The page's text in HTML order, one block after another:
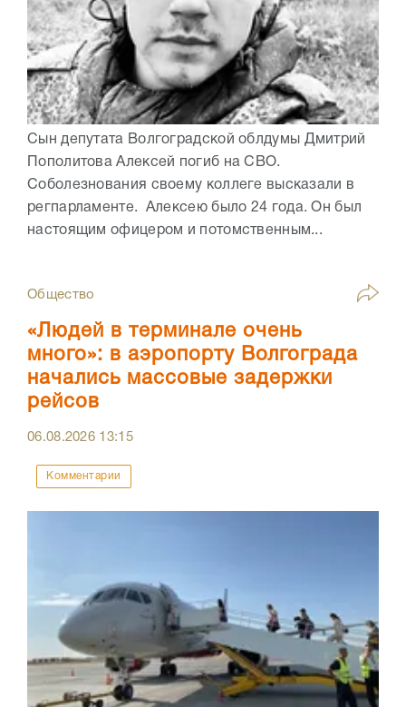
Сын депутата Волгоградской облдумы Дмитрий
Пополитова Алексей погиб на СВО.
Соболезнования своему коллеге высказали в
регпарламенте. Алексею было 24 года. Он был
настоящим офицером и потомственным...
Общество
«Людей в терминале очень
много»: в аэропорту Волгограда
начались массовые задержки
рейсов
06.08.2026 13:15
Комментарии